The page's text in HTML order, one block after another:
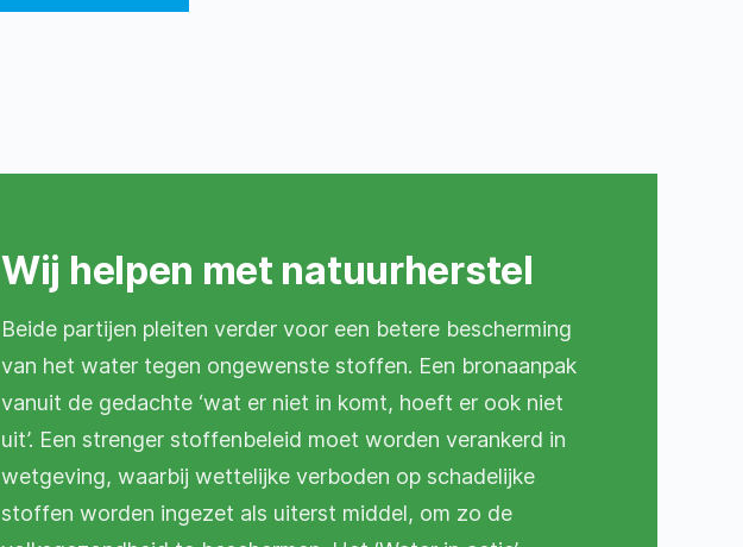
Wij helpen met natuurherstel
Beide partijen pleiten verder voor een betere bescherming
van het water tegen ongewenste stoffen. Een bronaanpak
vanuit de gedachte ‘wat er niet in komt, hoeft er ook niet
uit’. Een strenger stoffenbeleid moet worden verankerd in
wetgeving, waarbij wettelijke verboden op schadelijke
stoffen worden ingezet als uiterst middel, om zo de